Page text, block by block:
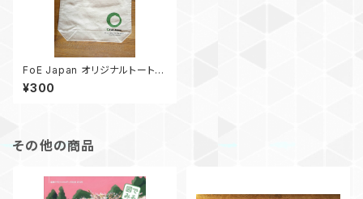
FoE Japan オリジナルトートバ
ッグ
¥300
その他の商品